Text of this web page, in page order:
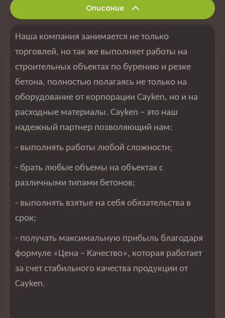
Описание
Наша компания занимается не только
торговлей, но так же выполняет работы на
строительных объектах по бурению и резке
бетона, полностью полагаясь не только на
оборудование от корпорации Cayken, но и на
расходные материалы. Cayken – это наш
надежный партнер позволяющий нам:
- выполнять работы любой сложности;
- брать любые объемы на объектах с
различными типами бетонов;
- выполнять взятые на себя обязательства в
срок;
- получать максимальную прибыль благодаря
формуле «Цена – Качество», которая работает
за счет стабильного качества продукции от
Cayken.